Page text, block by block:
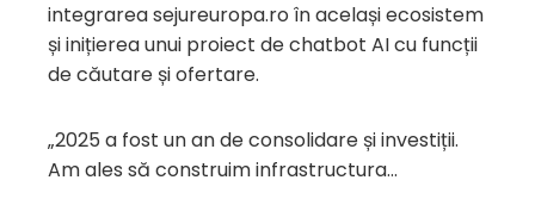
integrarea sejureuropa.ro în același ecosistem
și inițierea unui proiect de chatbot AI cu funcții
de căutare și ofertare.
„2025 a fost un an de consolidare și investiții.
Am ales să construim infrastructura…